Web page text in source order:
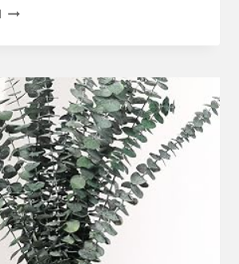
EUKALYPTUS
22
STÜCK
GETROCKNETER
EUKALYPTUS,
EUKALYPTUS
GETROCKNET
FÜR
DEKO,